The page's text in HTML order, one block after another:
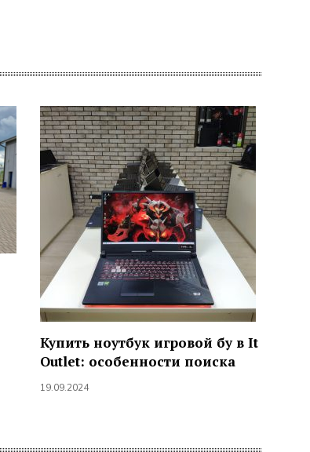
Купить ноутбук игровой бу в It
Outlet: особенности поиска
19.09.2024